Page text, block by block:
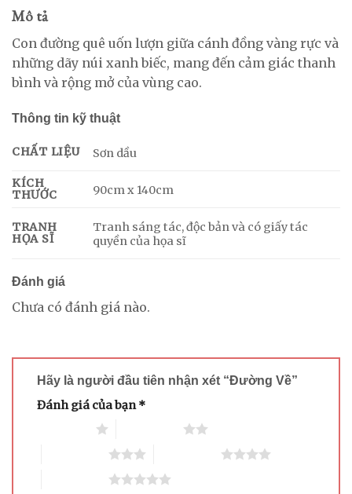
Mô tả
Con đường quê uốn lượn giữa cánh đồng vàng rực và
những dãy núi xanh biếc, mang đến cảm giác thanh
bình và rộng mở của vùng cao.
Thông tin kỹ thuật
CHẤT LIỆU Sơn dầu
KÍCH
THƯỚC
90cm x 140cm
TRANH
HỌA SĨ
Tranh sáng tác, độc bản và có giấy tác
quyền của họa sĩ
Đánh giá
Chưa có đánh giá nào.
Hãy là người đầu tiên nhận xét “Đường Về”
Đánh giá của bạn*